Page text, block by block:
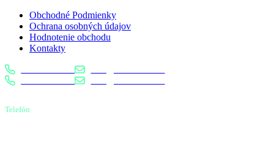
Obchodné Podmienky
Ochrana osobných údajov
Hodnotenie obchodu
Kontakty
0904 400 399
0904 400 399
Telefón